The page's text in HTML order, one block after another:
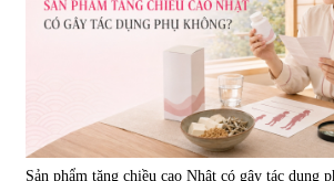
Sản phẩm tăng chiều cao Nhật có gây tác dụng